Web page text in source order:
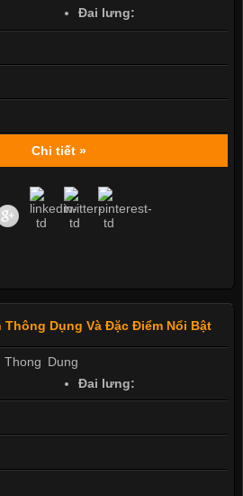
Đai lưng:
Chi tiết »
Dụng Và Đặc Điểm Nổi Bật
Đai lưng: